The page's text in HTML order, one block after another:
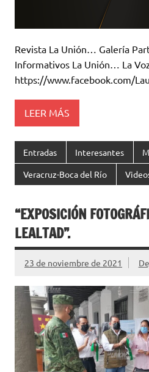
Revista La Unión… Galería
Informativos La Unión… La
https://www.facebook.com/
LEER MÁS
Entradas Interesantes
Veracruz-Boca del Río
“EXPOSICIÓN
LEALTAD”.
23 de noviembre de 2021